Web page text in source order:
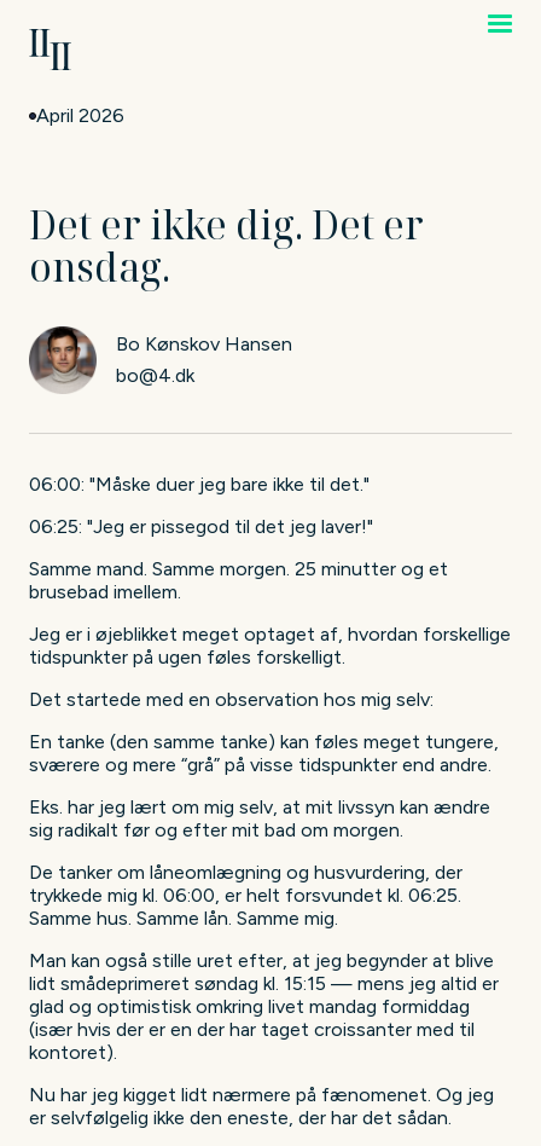
April 2026
Det er ikke dig. Det er
onsdag.
Bo Kønskov Hansen
bo@4.dk
06:00: "Måske duer jeg bare ikke til det."
06:25: "Jeg er pissegod til det jeg laver!"
Samme mand. Samme morgen. 25 minutter og et
brusebad imellem.
Jeg er i øjeblikket meget optaget af, hvordan forskellige
tidspunkter på ugen føles forskelligt.
Det startede med en observation hos mig selv:
En tanke (den samme tanke) kan føles meget tungere,
sværere og mere “grå” på visse tidspunkter end andre.
Eks. har jeg lært om mig selv, at mit livssyn kan ændre
sig radikalt før og efter mit bad om morgen.
De tanker om låneomlægning og husvurdering, der
trykkede mig kl. 06:00, er helt forsvundet kl. 06:25.
Samme hus. Samme lån. Samme mig.
Man kan også stille uret efter, at jeg begynder at blive
lidt smådeprimeret søndag kl. 15:15 — mens jeg altid er
glad og optimistisk omkring livet mandag formiddag
(især hvis der er en der har taget croissanter med til
kontoret).
Nu har jeg kigget lidt nærmere på fænomenet. Og jeg
er selvfølgelig ikke den eneste, der har det sådan.